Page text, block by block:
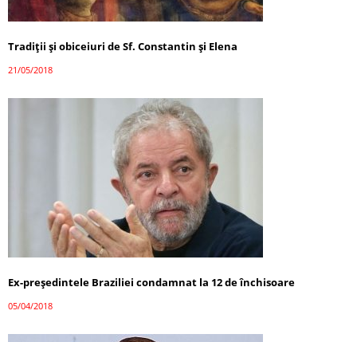
Tradiţii şi obiceiuri de Sf. Constantin şi Elena
21/05/2018
Ex-președintele Braziliei condamnat la 12 de închisoare
05/04/2018